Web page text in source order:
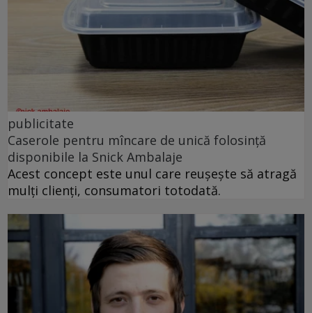
publicitate
Caserole pentru mîncare de unică folosință
disponibile la Snick Ambalaje
Acest concept este unul care reușește să atragă
mulți clienți, consumatori totodată.